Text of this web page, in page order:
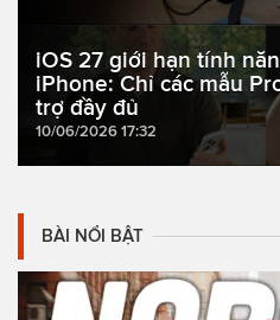
iOS 27 giới hạn tính
iPhone: Chỉ các mẫu
trợ đầy đủ
10/06/2026 17:32
BÀI NỔI BẬT